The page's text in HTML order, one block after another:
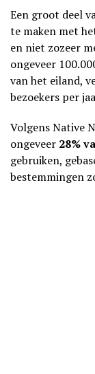
Een groot deel
te maken met
en niet zozeer
ongeveer
van het eiland,
bezoekers per
Volgens Native
ongeveer 28%
gebruiken,
bestemmingen